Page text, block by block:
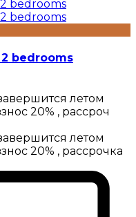
bedrooms
летом
20% , рассроч
летом
20% , рассрочка